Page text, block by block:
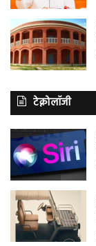
टेक्नोलॉजी